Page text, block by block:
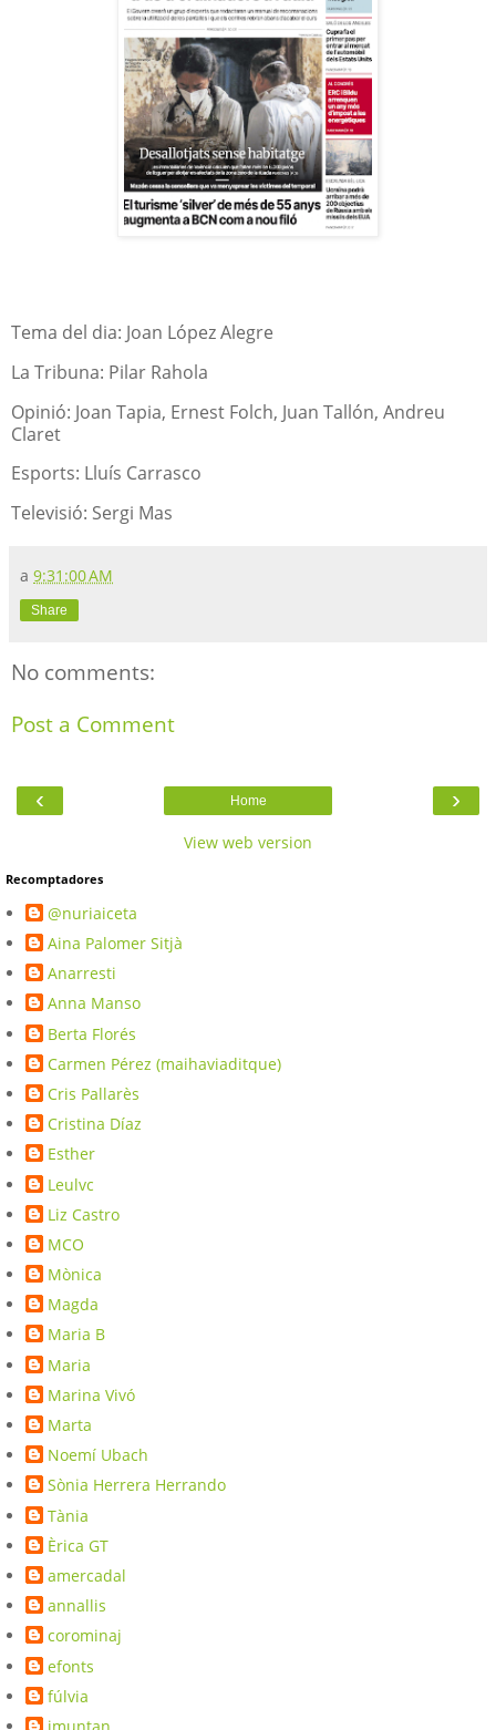
Tema del dia: Joan López Alegre
La Tribuna: Pilar Rahola
Opinió: Joan Tapia, Ernest Folch, Juan Tallón, Andreu
Claret
Esports: Lluís Carrasco
Televisió: Sergi Mas
a 9:31:00 AM
Share
No comments:
Post a Comment
‹ ›
Home
View web version
Recomptadores
@nuriaiceta
Aina Palomer Sitjà
Anarresti
Anna Manso
Berta Florés
Carmen Pérez (maihaviaditque)
Cris Pallarès
Cristina Díaz
Esther
Leulvc
Liz Castro
MCO
Mònica
Magda
Maria B
Maria
Marina Vivó
Marta
Noemí Ubach
Sònia Herrera Herrando
Tània
Èrica GT
amercadal
annallis
corominaj
efonts
fúlvia